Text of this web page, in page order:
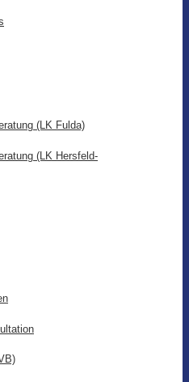
(LK Fulda)
(LK Hersfeld-